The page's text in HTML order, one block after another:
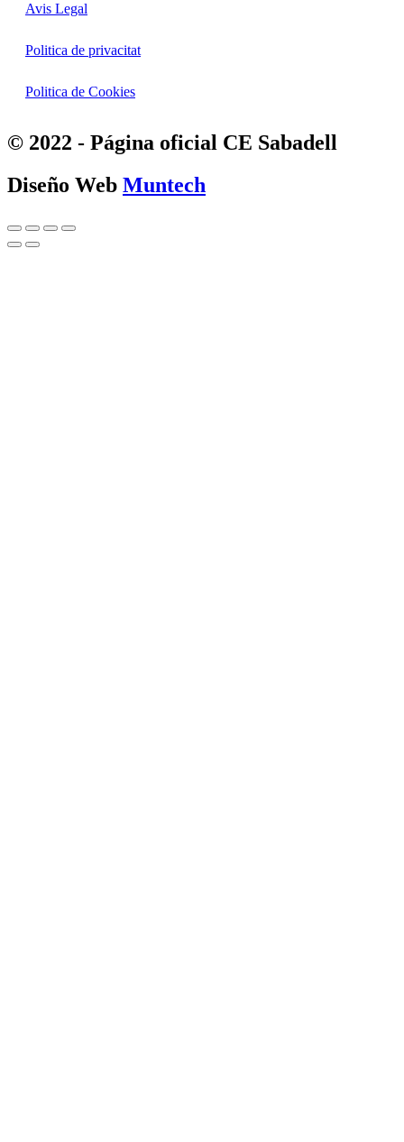
Avis Legal
Politica de privacitat
Politica de Cookies
© 2022 - Página oficial CE Sabadell
Diseño Web Muntech